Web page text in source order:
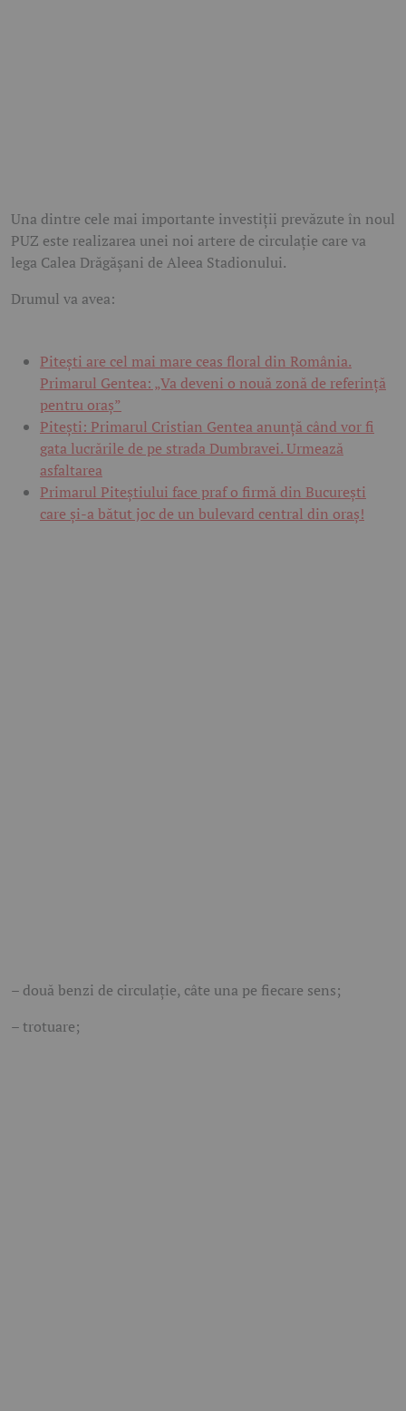
Una dintre cele mai importante investiții prevăzute în noul
PUZ este realizarea unei noi artere de circulație care va
lega Calea Drăgășani de Aleea Stadionului.
Drumul va avea:
Pitești are cel mai mare ceas floral din România.
Primarul Gentea: „Va deveni o nouă zonă de referință
pentru oraș”
Pitești: Primarul Cristian Gentea anunță când vor fi
gata lucrările de pe strada Dumbravei. Urmează
asfaltarea
Primarul Piteștiului face praf o firmă din București
care și-a bătut joc de un bulevard central din oraș!
– două benzi de circulație, câte una pe fiecare sens;
– trotuare;